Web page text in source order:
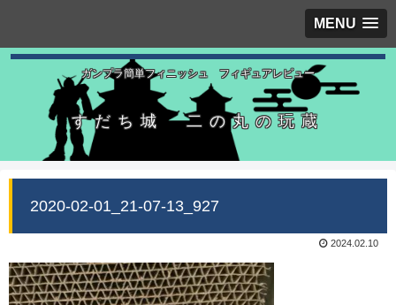
MENU
ガンプラ簡単フィニッシュ フィギュアレビュー
すだち城 二の丸の玩蔵
2020-02-01_21-07-13_927
2024.02.10